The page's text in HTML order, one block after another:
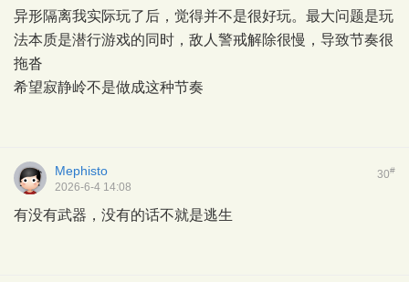
异形隔离我实际玩了后，觉得并不是很好玩。最大问题是玩
法本质是潜行游戏的同时，敌人警戒解除很慢，导致节奏很
拖沓
希望寂静岭不是做成这种节奏
30#
Mephisto
2026-6-4 14:08
有没有武器，没有的话不就是逃生